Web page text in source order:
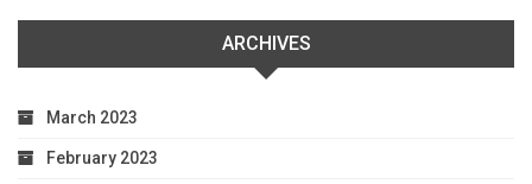
ARCHIVES
March 2023
February 2023